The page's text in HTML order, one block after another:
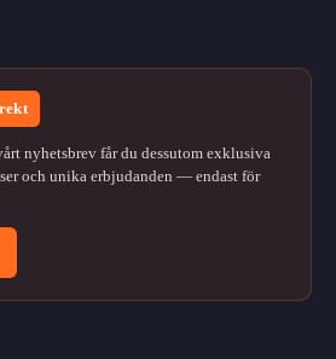
nyhetsbrev får du dessutom exklusiva
och unika erbjudanden — endast för